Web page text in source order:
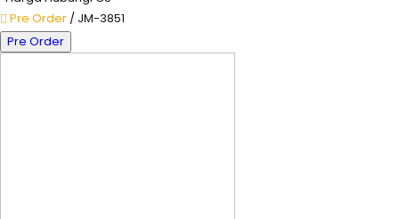
Pre Order / JM-3851
Pre Order